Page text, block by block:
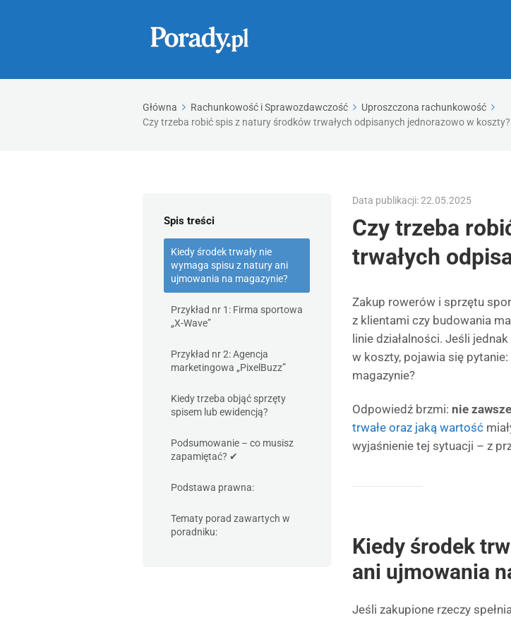
Główna Rachunkowość i Sprawozdawczość
Uproszczona rachunkowość
Czy trzeba robić spis z natury środków trwałych odpisanych jednorazowo w koszty?
Spis treści
Kiedy środek trwały nie
wymaga spisu z natury ani
ujmowania na magazynie?
Przykład nr 1: Firma sportowa
„X-Wave”
Przykład nr 2: Agencja
marketingowa „PixelBuzz”
Kiedy trzeba objąć sprzęty
spisem lub ewidencją?
Podsumowanie – co musisz
zapamiętać? ✔
Podstawa prawna:
Tematy porad zawartych w
poradniku:
Data publikacji: 22.05.2025
Czy trzeba
trwałych
Zakup rowerów i sprzętu
z klientami czy budowania
linie działalności. Jeśli
w koszty, pojawia się
magazynie?
Odpowiedź brzmi: nie zawsze
trwałe oraz jaką wartość
wyjaśnienie tej sytuacji – z
Kiedy środek
ani ujmowania
Jeśli zakupione rzeczy